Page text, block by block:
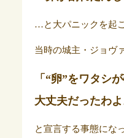
…と大パニックを起
当時の城主・ジョヴ
「“卵”をワタシ
大丈夫だったわよ
と宣言する事態にな